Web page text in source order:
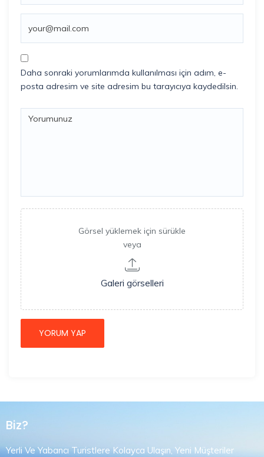
Daha sonraki yorumlarımda kullanılması için adım, e-
posta adresim ve site adresim bu tarayıcıya kaydedilsin.
Görsel yüklemek için sürükle
veya
Galeri görselleri
Biz?
Yerli Ve Yabancı Turistlere Kolayca Ulaşın, Yeni Müşteriler